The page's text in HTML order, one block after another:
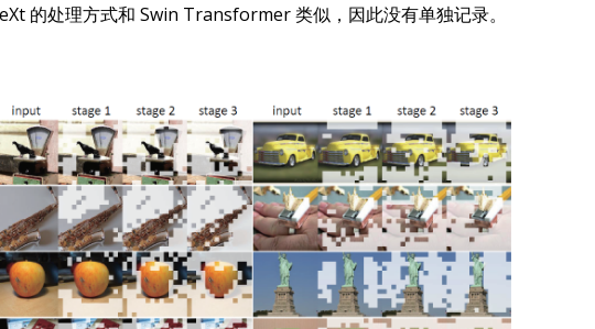
的处理方式和 Swin Transformer 类似，因此没有单独记录。